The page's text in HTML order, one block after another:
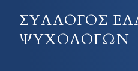
ΣΥΛΛΟΓΟΣ
ΨΥΧΟΛΟΓΩΝ